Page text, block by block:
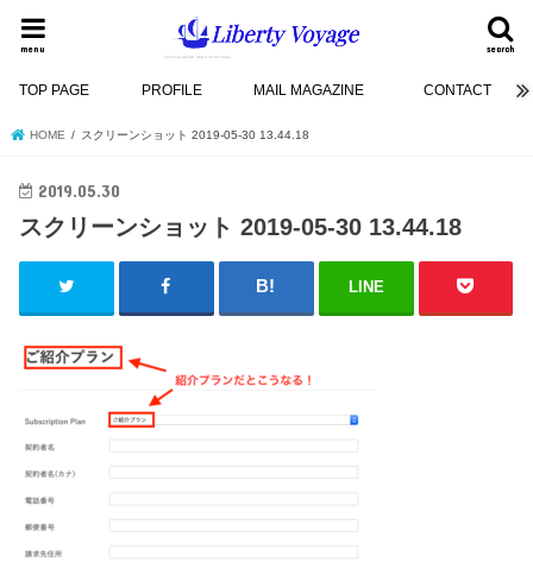
search
menu
TOP PAGE PROFILE MAIL MAGAZINE CONTACT
HOME スクリーンショット 2019-05-30 13.44.18
2019.05.30
スクリーンショット 2019-05-30 13.44.18
LINE